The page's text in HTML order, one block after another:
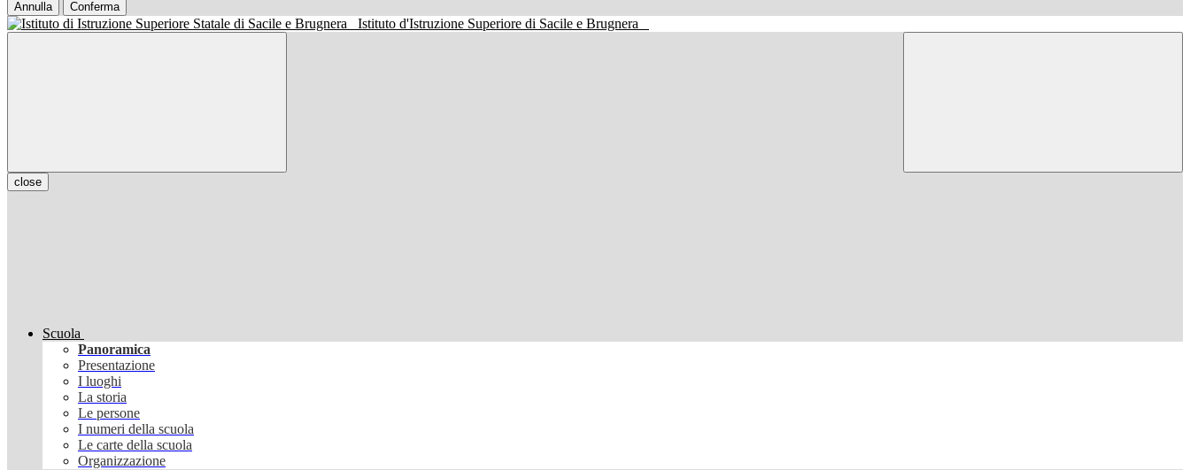
Annulla Conferma
Istituto d'Istruzione Superiore di Sacile e Brugnera
close
Scuola
Panoramica
Presentazione
I luoghi
La storia
Le persone
I numeri della scuola
Le carte della scuola
Organizzazione